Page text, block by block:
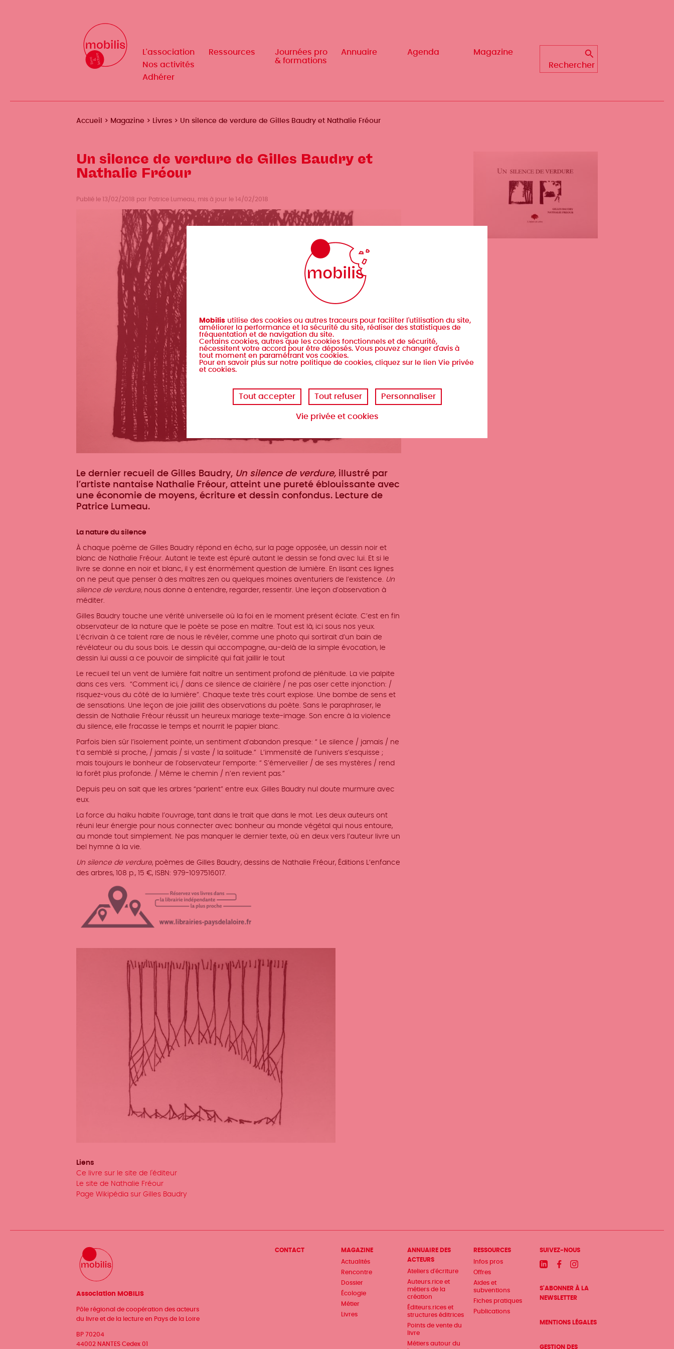
Navigation
principale
L'association
Nos activités
Adhérer
Ressources
Journées pro
& formations
Annuaire Agenda
Magazine
Rechercher
Navigation
principale
L'association
Nos activités
Adhérer
Ressources
Journées pro
& formations
Annuaire Agenda
Magazine
Rechercher
Fil
Accueil Magazine Livres Un silence de verdure de Gilles Baudry et Nathalie Fréour
Un silence de verdure de Gilles Baudry et
Nathalie Fréour
Publié le 13/02/2018 par Patrice Lumeau, mis à jour le 14/02/2018
Le dernier recueil de Gilles Baudry, Un silence de verdure, illustré par
l’artiste nantaise Nathalie Fréour, atteint une pureté éblouissante avec
une économie de moyens, écriture et dessin confondus. Lecture de
Patrice Lumeau.
La nature du silence
À chaque poème de Gilles Baudry répond en écho, sur la page opposée, un dessin noir et
blanc de Nathalie Fréour. Autant le texte est épuré autant le dessin se fond avec lui. Et si le
livre se donne en noir et blanc, il y est énormément question de lumière. En lisant ces lignes
on ne peut que penser à des maîtres zen ou quelques moines aventuriers de l’existence. Un
silence de verdure, nous donne à entendre, regarder, ressentir. Une leçon d’observation à
méditer.
Gilles Baudry touche une vérité universelle où la foi en le moment présent éclate. C’est en fin
observateur de la nature que le poète se pose en maître. Tout est là, ici sous nos yeux.
L’écrivain à ce talent rare de nous le révéler, comme une photo qui sortirait d’un bain de
révélateur ou du sous bois. Le dessin qui accompagne, au-delà de la simple évocation, le
dessin lui aussi a ce pouvoir de simplicité qui fait jaillir le tout
Le recueil tel un vent de lumière fait naître un sentiment profond de plénitude. La vie palpite
dans ces vers.
“Comment ici, / dans ce silence de clairière / ne pas oser cette injonction: /
risquez-vous du côté de la lumière”. Chaque texte très court explose. Une bombe de sens et
de sensations. Une leçon de joie jaillit des observations du poète. Sans le paraphraser, le
dessin de Nathalie Fréour réussit un heureux mariage texte-image. Son encre à la violence
du silence, elle fracasse le temps et nourrit le papier blanc.
Parfois bien sûr l’isolement pointe, un sentiment d’abandon presque: “ Le silence / jamais / ne
t’a semblé si proche, / jamais / si vaste / la solitude.”
L’immensité de l’univers s’esquisse ;
mais toujours le bonheur de l’observateur l’emporte: “ S’émerveiller / de ses mystères / rend
la forêt plus profonde. / Même le chemin / n’en revient pas.”
Depuis peu on sait que les arbres “parlent” entre eux. Gilles Baudry nul doute murmure avec
eux.
La force du haïku habite l’ouvrage, tant dans le trait que dans le mot. Les deux auteurs ont
réuni leur énergie pour nous connecter avec bonheur au monde végétal qui nous entoure,
au monde tout simplement. Ne pas manquer le dernier texte, où en deux vers l’auteur livre un
bel hymne à la vie.
Un silence de verdure, poèmes de Gilles Baudry, dessins de Nathalie Fréour, Éditions L’enfance
des arbres, 108 p., 15 €, ISBN: 979-1097516017.
Liens
Ce livre sur le site de l'éditeur
Le site de Nathalie Fréour
Page Wikipédia sur Gilles Baudry
Association MOBILIS
Pôle régional de coopération des acteurs
du livre et de la lecture en Pays de la Loire
BP 70204
44002 NANTES Cedex 01
Menu
CONTACT
MAGAZINE
Actualités
Rencontre
Dossier
Écologie
Métier
Livres
ANNUAIRE DES
ACTEURS
Ateliers d'écriture
Auteurs.rice et
métiers de la
création
Éditeurs.rices et
structures éditrices
Points de vente du
livre
Métiers autour du
RESSOURCES
Infos pros
Offres
Aides et
subventions
Fiches pratiques
Publications
SUIVEZ-NOUS
LinkedinFacebookInstagram
S'ABONNER À LA
NEWSLETTER
MENTIONS LÉGALES
GESTION DES
Mobilis utilise des cookies ou autres traceurs pour faciliter l'utilisation du site,
améliorer la performance et la sécurité du site, réaliser des statistiques de
fréquentation et de navigation du site.
Certains cookies, autres que les cookies fonctionnels et de sécurité,
nécessitent votre accord pour être déposés. Vous pouvez changer d'avis à
tout moment en paramétrant vos cookies.
Pour en savoir plus sur notre politique de cookies, cliquez sur le lien Vie privée
et cookies.
Tout accepter Tout refuser Personnaliser
Vie privée et cookies